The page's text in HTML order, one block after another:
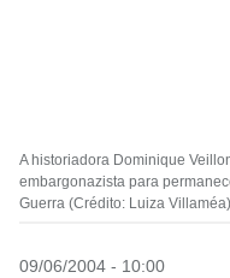
A historiadora Dominique
embargonazista para
Guerra (Crédito: Luiza Villaméa)
09/06/2004 - 10:00